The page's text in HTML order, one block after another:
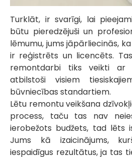
Turklāt, ir svarīgi, lai
būtu pieredzējuši un
lēmumu, jums jāpārliecinās,
ir reģistrēts un licencēts.
remontdarbi tiks veikti ar
atbilstoši visiem
būvniecības standartiem.
Lētu remontu veikšana
process, taču tas nav
ierobežots budžets, tad lēts
Jums kā izaicinājums,
iespaidīgus rezultātus, ja tas